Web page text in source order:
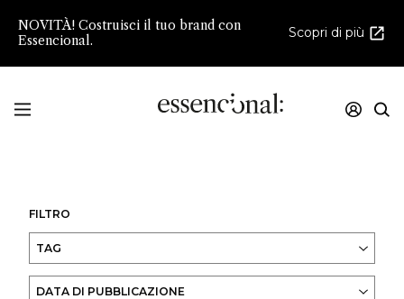
NOVITÀ! Costruisci il tuo brand con
Essencional.
Scopri di più
Innovazione e creatività nello sviluppo della
FILTRO
TAG
DATA DI PUBBLICAZIONE